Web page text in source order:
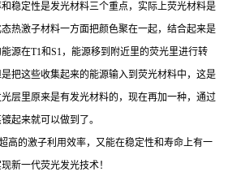
稳定性是发光材料三个重点，实际上荧光材料是
热激子材料一方面把颜色聚在一起，结合起来是
源在T1和S1，能源移到附近里的荧光里进行转
把这些收集起来的能源输入到荧光材料中，这是
层里原来是有发光材料的，现在再加一种，通过
起来就可以做到了。
高的激子利用效率，又能在稳定性和寿命上有一
新一代荧光发光技术！